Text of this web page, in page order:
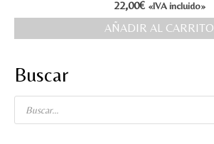
22,00€ «IVA incluido»
AÑADIR AL CARRITO
Buscar
Búsqueda
productos